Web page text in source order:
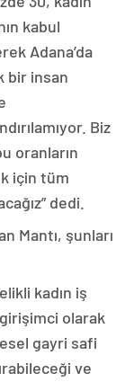
kabul
Adana’da
bir insan
Biz
oranların
için tüm
dedi.
Mantı, şunları
kadın iş
olarak
gayri safi
ve